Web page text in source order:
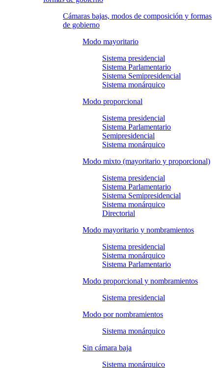
Cámaras bajas, modos de composición y formas
de gobierno
Modo mayoritario
Sistema presidencial
Sistema Parlamentario
Sistema Semipresidencial
Sistema monárquico
Modo proporcional
Sistema presidencial
Sistema Parlamentario
Semipresidencial
Sistema monárquico
Modo mixto (mayoritario y proporcional)
Sistema presidencial
Sistema Parlamentario
Sistema Semipresidencial
Sistema monárquico
Directorial
Modo mayoritario y nombramientos
Sistema presidencial
Sistema monárquico
Sistema Parlamentario
Modo proporcional y nombramientos
Sistema presidencial
Modo por nombramientos
Sistema monárquico
Sin cámara baja
Sistema monárquico